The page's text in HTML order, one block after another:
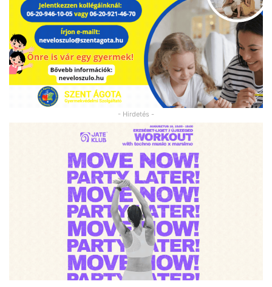
- Hirdetés -